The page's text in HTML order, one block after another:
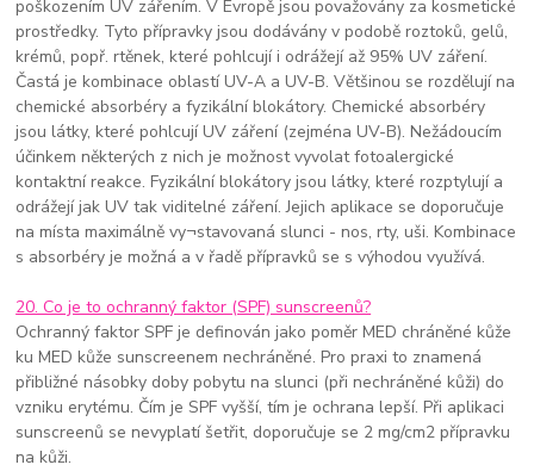
poškozením UV zářením. V Evropě jsou považovány za kosmetické
prostředky. Tyto přípravky jsou dodávány v podobě roztoků, gelů,
krémů, popř. rtěnek, které pohlcují i odrážejí až 95% UV záření.
Častá je kombinace oblastí UV-A a UV-B. Většinou se rozdělují na
chemické absorbéry a fyzikální blokátory. Chemické absorbéry
jsou látky, které pohlcují UV záření (zejména UV-B). Nežádoucím
účinkem některých z nich je možnost vyvolat fotoalergické
kontaktní reakce. Fyzikální blokátory jsou látky, které rozptylují a
odrážejí jak UV tak viditelné záření. Jejich aplikace se doporučuje
na místa maximálně vy¬stavovaná slunci - nos, rty, uši. Kombinace
s absorbéry je možná a v řadě přípravků se s výhodou využívá.
20. Co je to ochranný faktor (SPF) sunscreenů?
Ochranný faktor SPF je definován jako poměr MED chráněné kůže
ku MED kůže sunscreenem nechráněné. Pro praxi to znamená
přibližné násobky doby pobytu na slunci (při nechráněné kůži) do
vzniku erytému. Čím je SPF vyšší, tím je ochrana lepší. Při aplikaci
sunscreenů se nevyplatí šetřit, doporučuje se 2 mg/cm2 přípravku
na kůži.